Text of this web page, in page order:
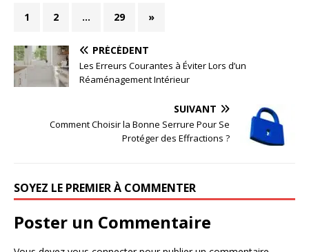
1 2 … 29 »
PRÉCÉDENT
Les Erreurs Courantes à Éviter Lors d’un
Réaménagement Intérieur
SUIVANT
Comment Choisir la Bonne Serrure Pour Se
Protéger des Effractions ?
SOYEZ LE PREMIER À COMMENTER
Poster un Commentaire